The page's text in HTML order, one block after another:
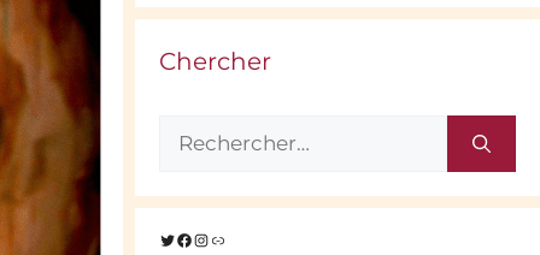
Chercher
Rechercher :
Twitter
Facebook
Instagram
Lien